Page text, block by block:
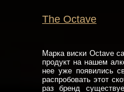
The Octave
Марка виски Octave
продукт на нашем
нее уже появились
распробовать этот
раз бренд